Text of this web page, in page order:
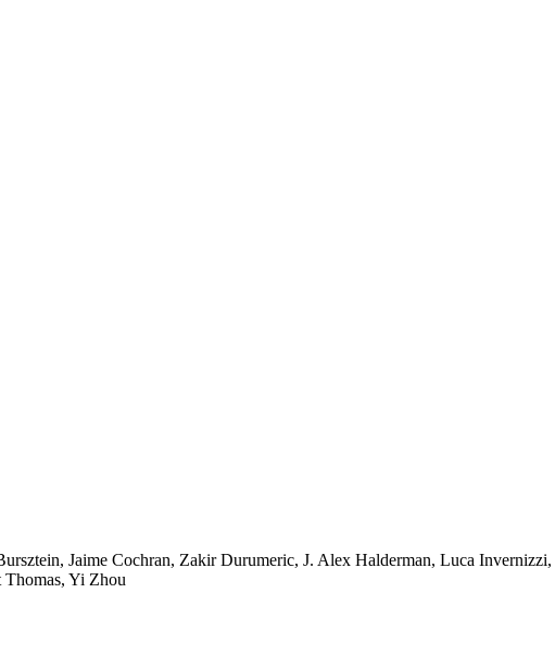
, Jaime Cochran, Zakir Durumeric, J. Alex Halderman, Luca Invernizzi,
, Yi Zhou